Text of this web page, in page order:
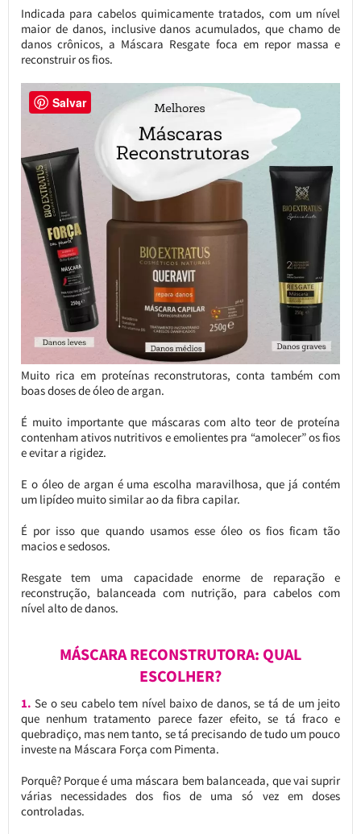
Indicada para cabelos quimicamente tratados, com um nível
maior de danos, inclusive danos acumulados, que chamo de
danos crônicos, a Máscara Resgate foca em repor massa e
reconstruir os fios.
Muito rica em proteínas reconstrutoras, conta também com
boas doses de óleo de argan.
É muito importante que máscaras com alto teor de proteína
contenham ativos nutritivos e emolientes pra “amolecer” os fios
e evitar a rigidez.
E o óleo de argan é uma escolha maravilhosa, que já contém
um lipídeo muito similar ao da fibra capilar.
É por isso que quando usamos esse óleo os fios ficam tão
macios e sedosos.
Resgate tem uma capacidade enorme de reparação e
reconstrução, balanceada com nutrição, para cabelos com
nível alto de danos.
MÁSCARA RECONSTRUTORA: QUAL
ESCOLHER?
1. Se o seu cabelo tem nível baixo de danos, se tá de um jeito
que nenhum tratamento parece fazer efeito, se tá fraco e
quebradiço, mas nem tanto, se tá precisando de tudo um pouco
investe na Máscara Força com Pimenta.
Porquê? Porque é uma máscara bem balanceada, que vai suprir
várias necessidades dos fios de uma só vez em doses
controladas.
Salvar